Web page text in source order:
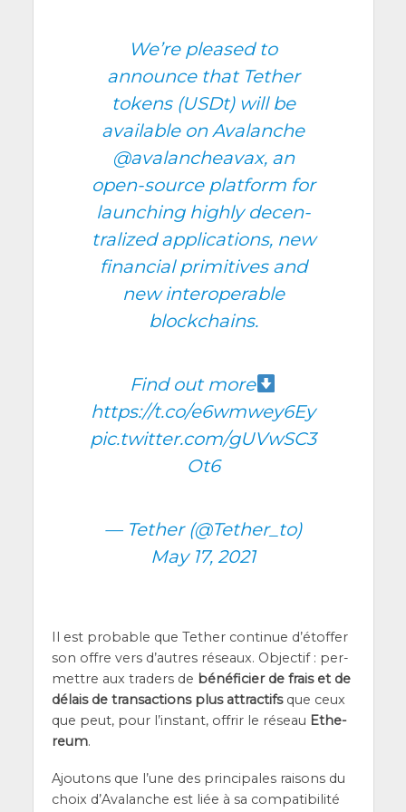
We’re plea­sed to
announce that Tether
tokens (USDt) will be
avai­lable on Ava­lanche
@avalancheavax, an
open-source plat­form for
laun­ching high­ly decen­
tra­li­zed appli­ca­tions, new
finan­cial pri­mi­tives and
new inter­ope­rable
blockchains.
Find out more
https://t.co/e6wmwey6Ey
pic.twitter.com/gUVwSC3
Ot6
— Tether (@Tether_to)
May 17, 2021
Il est pro­bable que Tether conti­nue d’é­tof­fer
son offre vers d’autres réseaux. Objec­tif : per­
mettre aux tra­ders de béné­fi­cier de frais et de
délais de tran­sac­tions plus attrac­tifsque ceux
que peut, pour l’ins­tant, offrir le réseau Ethe­
reum.
Ajou­tons que l’une des prin­ci­pales rai­sons du
choix d’A­va­lanche est liée à sa com­pa­ti­bi­li­té